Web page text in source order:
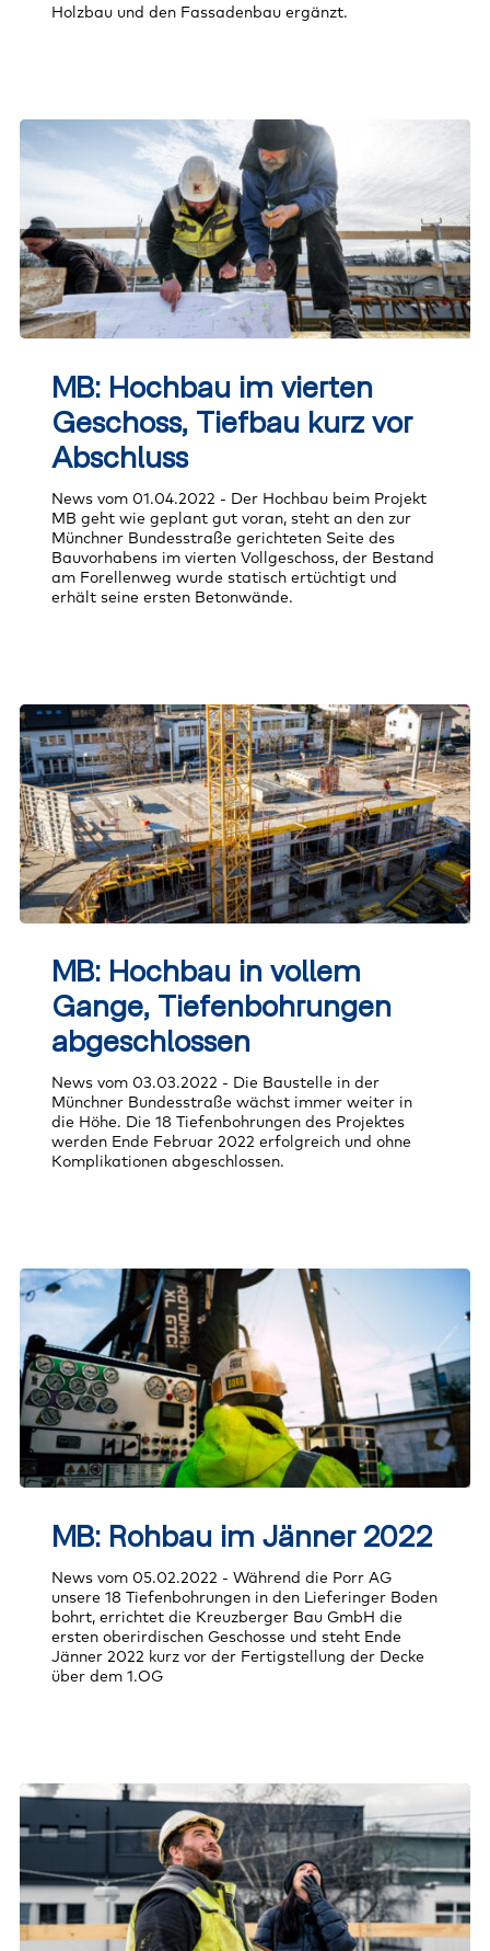
Holzbau und den Fassadenbau ergänzt.
vierten
Geschoss,
Tiefbau
Abschluss
MB: Hochbau im vierten
Geschoss, Tiefbau kurz vor
Abschluss
News vom 01.04.2022 - Der Hochbau beim Projekt
MB geht wie geplant gut voran, steht an den zur
Münchner Bundesstraße gerichteten Seite des
Bauvorhabens im vierten Vollgeschoss, der Bestand
am Forellenweg wurde statisch ertüchtigt und
erhält seine ersten Betonwände.
vollem
Gange,
Tiefenbohrungen
abgeschlossen
MB: Hochbau in vollem
Gange, Tiefenbohrungen
abgeschlossen
News vom 03.03.2022 - Die Baustelle in der
Münchner Bundesstraße wächst immer weiter in
die Höhe. Die 18 Tiefenbohrungen des Projektes
werden Ende Februar 2022 erfolgreich und ohne
Komplikationen abgeschlossen.
2022
MB: Rohbau im Jänner 2022
News vom 05.02.2022 - Während die Porr AG
unsere 18 Tiefenbohrungen in den Lieferinger Boden
bohrt, errichtet die Kreuzberger Bau GmbH die
ersten oberirdischen Geschosse und steht Ende
Jänner 2022 kurz vor der Fertigstellung der Decke
über dem 1.OG